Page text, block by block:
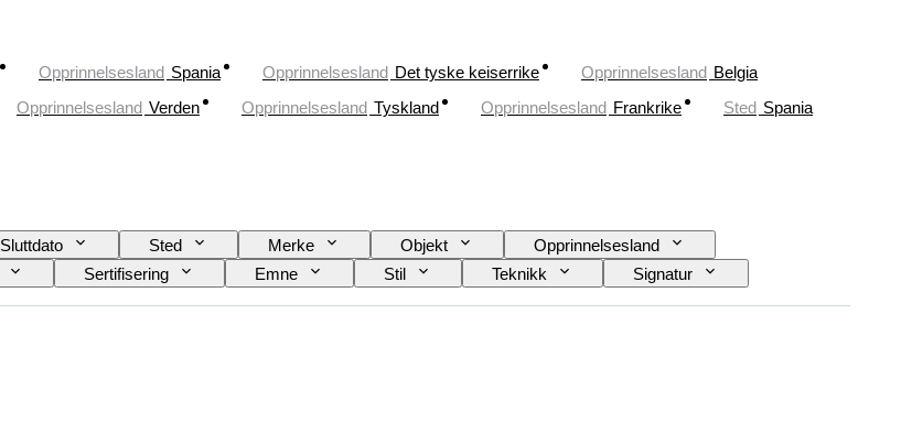
Opprinnelsesland Spania Opprinnelsesland Det tyske keiserrike Opprinnelsesland Belgia
Opprinnelsesland Verden Opprinnelsesland Tyskland Opprinnelsesland Frankrike Sted Spania
Sluttdato Sted Merke Objekt
Opprinnelsesland
Sertifisering Emne Stil Teknikk
Signatur
Solgt av Kunstner Attribusjon Æra